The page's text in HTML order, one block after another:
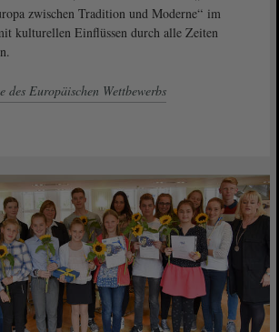
zwischen Tradition und Moderne“ im
kulturellen Einflüssen durch alle Zeiten
des Europäischen Wettbewerbs